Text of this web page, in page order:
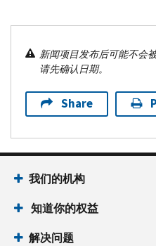
新闻项目发布后可能不会
请先确认日期。
Share
我们的机构
知道你的权益
解决问题